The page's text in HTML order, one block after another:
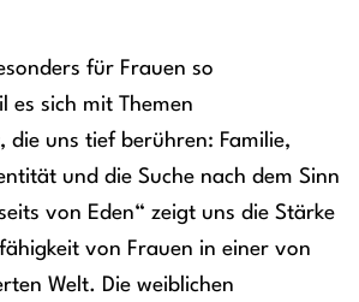
für Frauen so
es sich mit Themen
die uns tief berühren: Familie,
und die Suche nach dem Sinn
von Eden“ zeigt uns die Stärke
von Frauen in einer von
Welt. Die weiblichen